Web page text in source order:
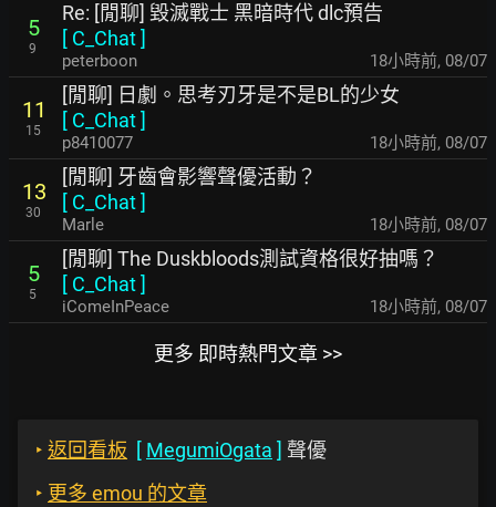
5
9
Re: [閒聊] 毀滅戰士 黑暗時代 dlc預告
[ C_Chat]
peterboon 18小時前, 08/07
11
15
[閒聊] 日劇。思考刃牙是不是BL的少女
[ C_Chat]
p8410077 18小時前, 08/07
13
30
[閒聊] 牙齒會影響聲優活動？
[ C_Chat]
Marle 18小時前, 08/07
5
5
[閒聊] The Duskbloods測試資格很好抽嗎？
[ C_Chat]
iComeInPeace 18小時前, 08/07
更多 即時熱門文章 >>
‣ 返回看板 [ MegumiOgata ] 聲優
‣ 更多 emou 的文章